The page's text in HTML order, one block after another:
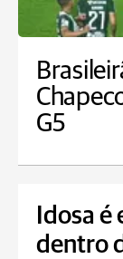
G5
Idosa
dentro